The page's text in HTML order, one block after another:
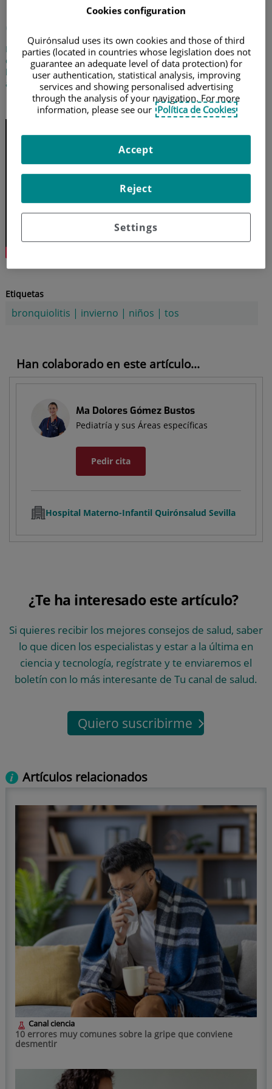
qué debes hacer
La doctora María Dolores Gómez Bustos, coordinadora neonatal
del Hospital Materno-Infantil Quirónsalud Sevilla, nos señala
los síntomas de alerta de la bronquiolitis en los niños, y cómo
actuar en casa
9 de diciembre de 2024
Etiquetas
bronquiolitis | invierno | niños | tos
Han colaborado en este artículo...
Ma Dolores Gómez Bustos
Pediatría y sus Áreas específicas
Pedir cita
Hospital Materno-Infantil Quirónsalud Sevilla
¿Te ha interesado este artículo?
Si quieres recibir los mejores consejos de salud, saber
lo que dicen los especialistas y estar a la última en
ciencia y tecnología, regístrate y te enviaremos el
boletín con lo más interesante de Tu canal de salud.
Quiero suscribirme
Artículos relacionados
Canal ciencia
10 errores muy comunes sobre la gripe que conviene
desmentir
Cookies configuration
Quirónsalud uses its own cookies and those of third
parties (located in countries whose legislation does not
guarantee an adequate level of data protection) for
user authentication, statistical analysis, improving
services and showing personalised advertising
through the analysis of your navigation. For more
information, please see our Política de Cookies
Settings
Reject
Accept